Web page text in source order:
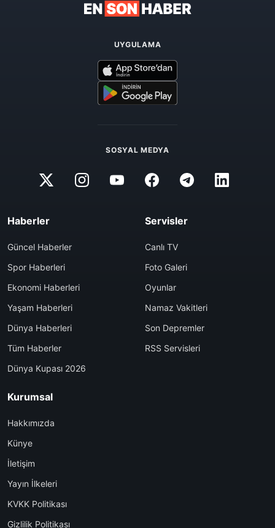
UYGULAMA
SOSYAL MEDYA
Haberler
Güncel Haberler
Spor Haberleri
Ekonomi Haberleri
Yaşam Haberleri
Dünya Haberleri
Tüm Haberler
Dünya Kupası 2026
Servisler
Canlı TV
Foto Galeri
Oyunlar
Namaz Vakitleri
Son Depremler
RSS Servisleri
Kurumsal
Hakkımızda
Künye
İletişim
Yayın İlkeleri
KVKK Politikası
Gizlilik Politikası